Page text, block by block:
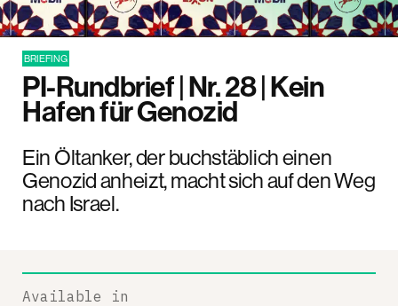
BRIEFING
PI-Rundbrief | Nr. 28 | Kein
Hafen für Genozid
Ein Öltanker, der buchstäblich einen
Genozid anheizt, macht sich auf den Weg
nach Israel.
Available in